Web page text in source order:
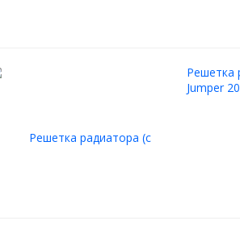
Решетка
Jumper